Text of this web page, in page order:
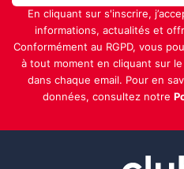
En cliquant sur s'inscrire,
informations, actualités et
Conformément au RGPD, vous
à tout moment en cliquant sur
dans chaque email. Pour en
données, consultez notre